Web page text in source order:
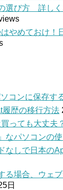
選び方 詳し
やめておけ！
コンに保存す
履歴の移行方法
っても大丈夫
なパソコンの
なしで日本の
る場合、ウェ
日